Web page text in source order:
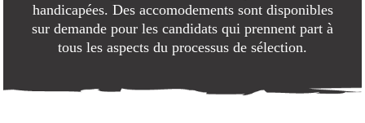
handicapées. Des accomodements sont disponibles
sur demande pour les candidats qui prennent part à
tous les aspects du processus de sélection.